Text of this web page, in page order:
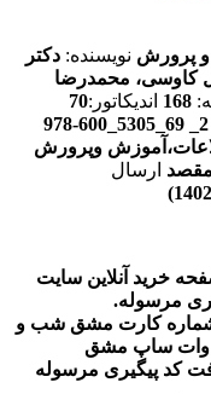
پرورش نویسنده: دکتر
کاوسی، محمدرضا
168 اندیکاتور:70
وپرورش
مقصد ارسال
خرید آنلاین سایت
مرسوله.
شماره کارت مشق شب و
وات ساپ مشق